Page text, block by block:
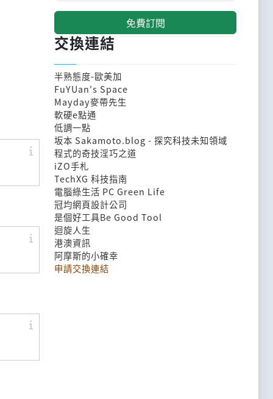
免費訂閱
交換連結
半熟態度-歐美加
FuYUan's Space
Mayday麥帶先生
軟硬e點通
低調一點
坂本 Sakamoto.blog - 探究科技未知領域
程式的奇技淫巧之道
iZO手札
TechXG 科技指南
電腦綠生活 PC Green Life
冠均網頁設計公司
是個好工具Be Good Tool
迴旋人生
港澳資訊
阿摩斯的小確幸
申請交換連結